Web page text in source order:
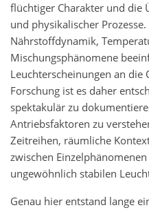
flüchtiger Charakter und die
und physikalischer
Nährstoffdynamik,
Mischungsphänomene
Leuchterscheinungen an
Forschung ist es daher
spektakulär zu
Antriebsfaktoren zu
Zeitreihen, räumliche
zwischen
ungewöhnlich stabilen
Genau hier entstand lange